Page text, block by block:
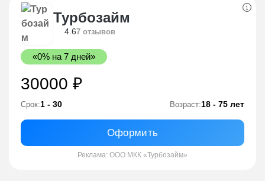
Турбозайм
4.67 отзывов
«0% на 7 дней»
30000 ₽
Срок:1 - 30 Возраст:18 - 75 лет
Оформить
Реклама: ООО МКК «Турбозайм»